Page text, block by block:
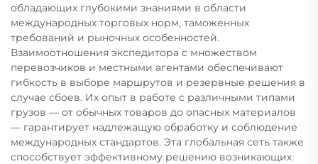
обладающих глубокими знаниями в области
международных торговых норм, таможенных
требований и рыночных особенностей.
Взаимоотношения экспедитора с множеством
перевозчиков и местными агентами обеспечивают
гибкость в выборе маршрутов и резервные решения в
случае сбоев. Их опыт в работе с различными типами
грузов — от обычных товаров до опасных материалов
— гарантирует надлежащую обработку и соблюдение
международных стандартов. Эта глобальная сеть также
способствует эффективному решению возникающих